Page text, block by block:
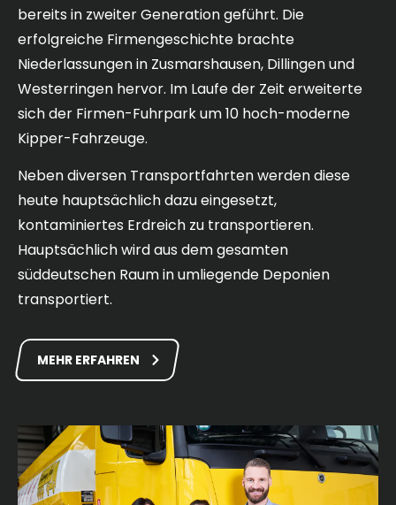
bereits in zweiter Generation geführt. Die
erfolgreiche Firmengeschichte brachte
Niederlassungen in Zusmarshausen, Dillingen und
Westerringen hervor. Im Laufe der Zeit erweiterte
sich der Firmen-Fuhrpark um 10 hoch-moderne
Kipper-Fahrzeuge.
Neben diversen Transportfahrten werden diese
heute hauptsächlich dazu eingesetzt,
kontaminiertes Erdreich zu transportieren.
Hauptsächlich wird aus dem gesamten
süddeutschen Raum in umliegende Deponien
transportiert.
MEHR ERFAHREN